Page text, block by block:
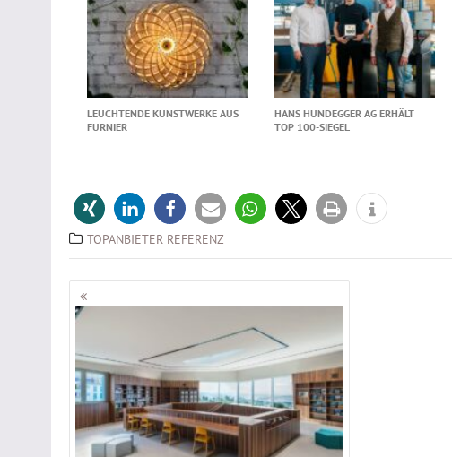
LEUCHTENDE KUNSTWERKE AUS
FURNIER
HANS HUNDEGGER AG ERHÄLT
TOP 100-SIEGEL
TOPANBIETER REFERENZ
Beitragsnavigation